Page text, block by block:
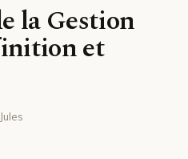
la Gestion
et